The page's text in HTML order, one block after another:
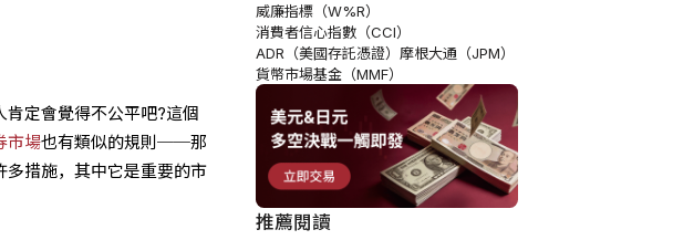
定會覺得不公平吧?這個
市場也有類似的規則──那
多措施，其中它是重要的市
威廉指標（W%R）
消費者信心指數（CCI）
ADR（美國存託憑證） 摩根大通（JPM）
貨幣市場基金（MMF）
推薦閱讀